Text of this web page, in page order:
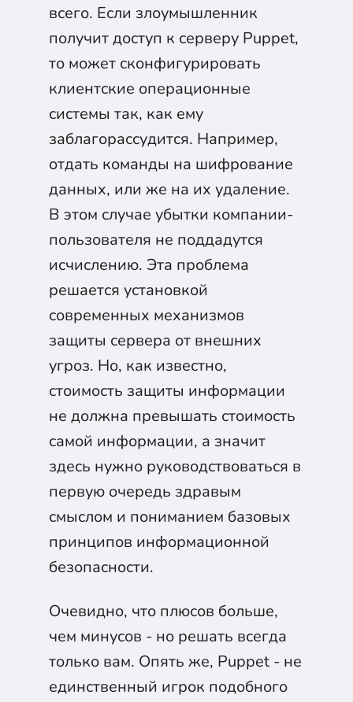
всего. Если злоумышленник
получит доступ к серверу Puppet,
то может сконфигурировать
клиентские операционные
системы так, как ему
заблагорассудится. Например,
отдать команды на шифрование
данных, или же на их удаление.
В этом случае убытки компании-
пользователя не поддадутся
исчислению. Эта проблема
решается установкой
современных механизмов
защиты сервера от внешних
угроз. Но, как известно,
стоимость защиты информации
не должна превышать стоимость
самой информации, а значит
здесь нужно руководствоваться в
первую очередь здравым
смыслом и пониманием базовых
принципов информационной
безопасности.
Очевидно, что плюсов больше,
чем минусов - но решать всегда
только вам. Опять же, Puppet - не
единственный игрок подобного